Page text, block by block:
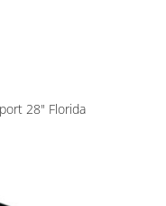
28" Florida